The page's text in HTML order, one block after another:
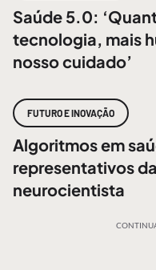
Saúde 5.0:
tecnologia, mais
nosso cuidado’
FUTURO E INOVAÇÃO
Algoritmos em
representativos
neurocientista